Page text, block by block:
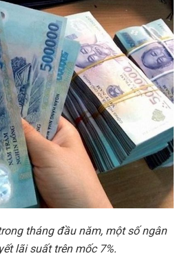
tháng đầu năm, một sốngân
ết lãi suất trên mốc 7%.